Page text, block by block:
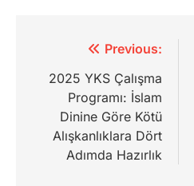
gezinmesi
Previous:
2025 YKS Çalışma
Programı: İslam
Dinine Göre Kötü
Alışkanlıklara Dört
Adımda Hazırlık